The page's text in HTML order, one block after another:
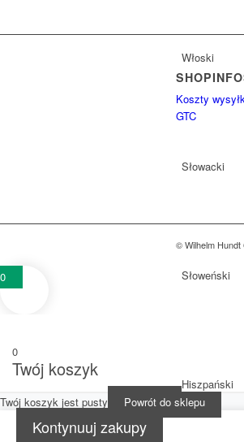
Włoski
Słowacki
Słoweński
Hiszpański
Koszty
GTC
© Wilhelm Hundt
0
0
Twój koszyk
Twój koszyk jest pusty Powrót do sklepu
Kontynuuj zakupy